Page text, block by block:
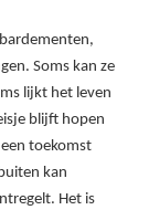
Soms kan ze
lijkt het leven
blijft hopen
toekomst
kan
Het is